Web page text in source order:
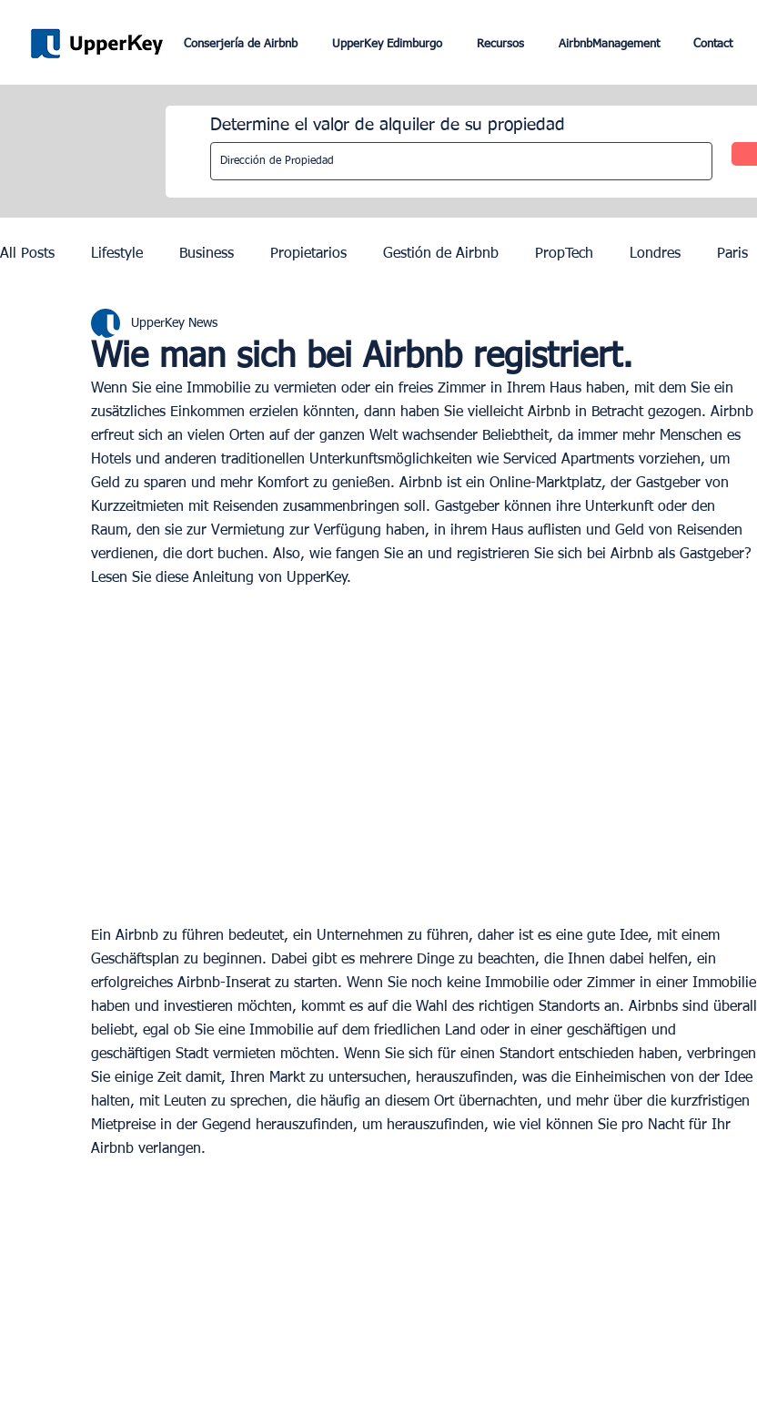
Conserjería de Airbnb UpperKey Edimburgo Recursos AirbnbManagement Contact
Determine el valor de alquiler de su propiedad
All Posts Lifestyle Business Propietarios Gestión de Airbnb PropTech Londres Paris
Romaníes Dubai Lisboa
Wie man sich bei Airbnb registriert.
UpperKey News
Wenn Sie eine Immobilie zu vermieten oder ein freies Zimmer in Ihrem Haus haben, mit dem Sie ein
zusätzliches Einkommen erzielen könnten, dann haben Sie vielleicht Airbnb in Betracht gezogen. Airbnb
erfreut sich an vielen Orten auf der ganzen Welt wachsender Beliebtheit, da immer mehr Menschen es
Hotels und anderen traditionellen Unterkunftsmöglichkeiten wie Serviced Apartments vorziehen, um
Geld zu sparen und mehr Komfort zu genießen. Airbnb ist ein Online-Marktplatz, der Gastgeber von
Kurzzeitmieten mit Reisenden zusammenbringen soll. Gastgeber können ihre Unterkunft oder den
Raum, den sie zur Vermietung zur Verfügung haben, in ihrem Haus auflisten und Geld von Reisenden
verdienen, die dort buchen. Also, wie fangen Sie an und registrieren Sie sich bei Airbnb als Gastgeber?
Lesen Sie diese Anleitung von UpperKey.
Ein Airbnb zu führen bedeutet, ein Unternehmen zu führen, daher ist es eine gute Idee, mit einem
Geschäftsplan zu beginnen. Dabei gibt es mehrere Dinge zu beachten, die Ihnen dabei helfen, ein
erfolgreiches Airbnb-Inserat zu starten. Wenn Sie noch keine Immobilie oder Zimmer in einer Immobilie
haben und investieren möchten, kommt es auf die Wahl des richtigen Standorts an. Airbnbs sind überall
beliebt, egal ob Sie eine Immobilie auf dem friedlichen Land oder in einer geschäftigen und
geschäftigen Stadt vermieten möchten. Wenn Sie sich für einen Standort entschieden haben, verbringen
Sie einige Zeit damit, Ihren Markt zu untersuchen, herauszufinden, was die Einheimischen von der Idee
halten, mit Leuten zu sprechen, die häufig an diesem Ort übernachten, und mehr über die kurzfristigen
Mietpreise in der Gegend herauszufinden, um herauszufinden, wie viel können Sie pro Nacht für Ihr
Airbnb verlangen.